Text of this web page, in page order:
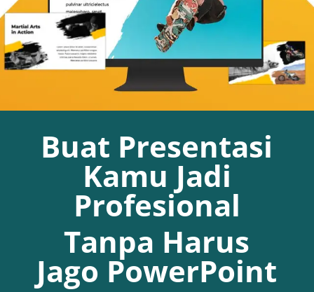
Buat Presentasi
Kamu Jadi
Profesional
Tanpa Harus
Jago PowerPoint